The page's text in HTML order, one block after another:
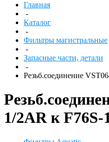
Главная
-
Каталог
-
Фильтры магистральные
-
Запасные части, детали
-
Резьб.соединение
1/2AR к F76S-